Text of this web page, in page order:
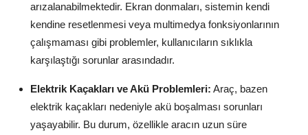
arızalanabilmektedir. Ekran donmaları, sistemin kendi
kendine resetlenmesi veya multimedya fonksiyonlarının
çalışmaması gibi problemler, kullanıcıların sıklıkla
karşılaştığı sorunlar arasındadır.
Elektrik Kaçakları ve Akü Problemleri: Araç, bazen
elektrik kaçakları nedeniyle akü boşalması sorunları
yaşayabilir. Bu durum, özellikle aracın uzun süre